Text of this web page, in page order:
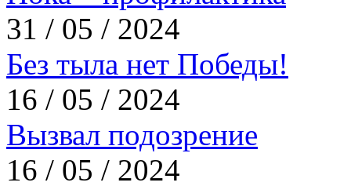
31 / 05 / 2024
Без тыла нет Победы!
16 / 05 / 2024
Вызвал подозрение
16 / 05 / 2024